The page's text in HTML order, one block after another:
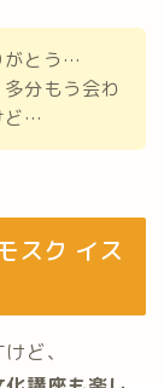
がとう…
分もう会わ
ど…
スク イス
ど、